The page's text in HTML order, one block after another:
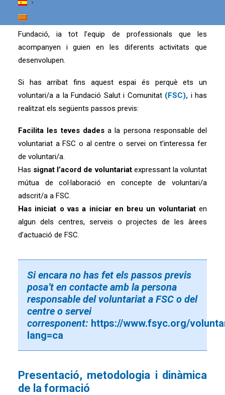
oferint generosa i desinteressadament el seu temps i
entrega als altres a través de els centres i serveis de la
Fundació, ia tot l’equip de professionals que les
acompanyen i guien en les diferents activitats que
desenvolupen.
Si has arribat fins aquest espai és perquè ets un
voluntari/a a la Fundació Salut i Comunitat (FSC), i has
realitzat els següents passos previs:
Facilita les teves dadesa la persona responsable del
voluntariat a FSC o al centre o servei on t’interessa fer
de voluntari/a.
Has signat l’acord de voluntariatexpressant la voluntat
mútua de col·laboració en concepte de voluntari/a
adscrit/a a FSC.
Has iniciat o vas a iniciar en breu un voluntariaten
algun dels centres, serveis o projectes de les àrees
d’actuació de FSC.
Si encara no has fet els passos previs
posa’t en contacte amb la persona
responsable del voluntariat a FSC o del
centre o servei
corresponent: https://www.fsyc.org/
lang=ca
Presentació, metodologia i dinàmica
de la formació